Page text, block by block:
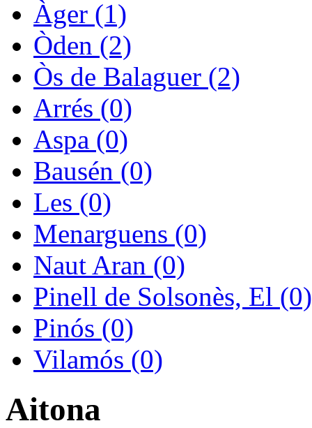
Àger (1)
Òden (2)
Òs de Balaguer (2)
Arrés (0)
Aspa (0)
Bausén (0)
Les (0)
Menarguens (0)
Naut Aran (0)
Pinell de Solsonès, El (0)
Pinós (0)
Vilamós (0)
Aitona